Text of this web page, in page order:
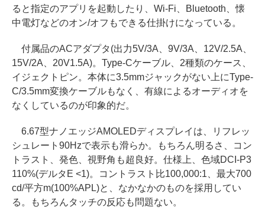
ると指定のアプリを起動したり、Wi-Fi、Bluetooth、懐
中電灯などのオン/オフもできる仕掛けになっている。
付属品のACアダプタ(出力5V/3A、9V/3A、12V/2.5A、
15V/2A、20V1.5A)。Type-Cケーブル、2種類のケース、
イジェクトピン。本体に3.5mmジャックがない上にType-
C/3.5mm変換ケーブルもなく、有線によるオーディオを
なくしているのが印象的だ。
6.67型ナノエッジAMOLEDディスプレイは、リフレッ
シュレート90Hzで表示も滑らか。もちろん明るさ、コン
トラスト、発色、視野角も超良好。仕様上、色域DCI-P3
110%(デルタE <1)。コントラスト比100,000:1、最大700
cd/平方m(100%APL)と、なかなかのものを採用してい
る。もちろんタッチの反応も問題ない。